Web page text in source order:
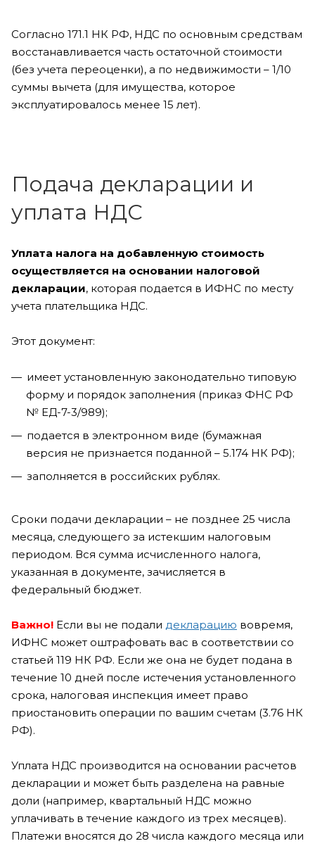
Согласно 171.1 НК РФ, НДС по основным средствам
восстанавливается часть остаточной стоимости
(без учета переоценки), а по недвижимости – 1/10
суммы вычета (для имущества, которое
эксплуатировалось менее 15 лет).
Подача декларации и
уплата НДС
Уплата налога на добавленную стоимость
осуществляется на основании налоговой
декларации, которая подается в ИФНС по месту
учета плательщика НДС.
Этот документ:
имеет установленную законодательно типовую
форму и порядок заполнения (приказ ФНС РФ
№ ЕД-7-3/989);
подается в электронном виде (бумажная
версия не признается поданной – 5.174 НК РФ);
заполняется в российских рублях.
Сроки подачи декларации – не позднее 25 числа
месяца, следующего за истекшим налоговым
периодом. Вся сумма исчисленного налога,
указанная в документе, зачисляется в
федеральный бюджет.
Важно! Если вы не подали декларацию вовремя,
ИФНС может оштрафовать вас в соответствии со
статьей 119 НК РФ. Если же она не будет подана в
течение 10 дней после истечения установленного
срока, налоговая инспекция имеет право
приостановить операции по вашим счетам (3.76 НК
РФ).
Уплата НДС производится на основании расчетов
декларации и может быть разделена на равные
доли (например, квартальный НДС можно
уплачивать в течение каждого из трех месяцев).
Платежи вносятся до 28 числа каждого месяца или